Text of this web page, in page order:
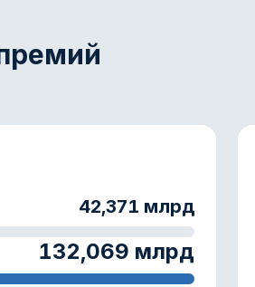
42,371 млрд
132,069 млрд